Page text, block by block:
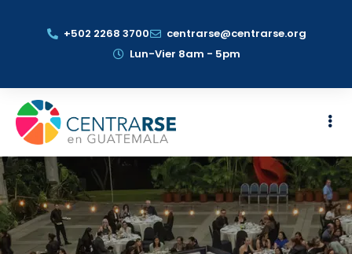
+502 2268 3700
centrarse@centrarse.org
Lun-Vier 8am - 5pm